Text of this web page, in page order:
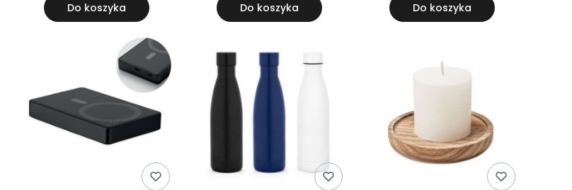
Do koszyka Do koszyka Do koszyka